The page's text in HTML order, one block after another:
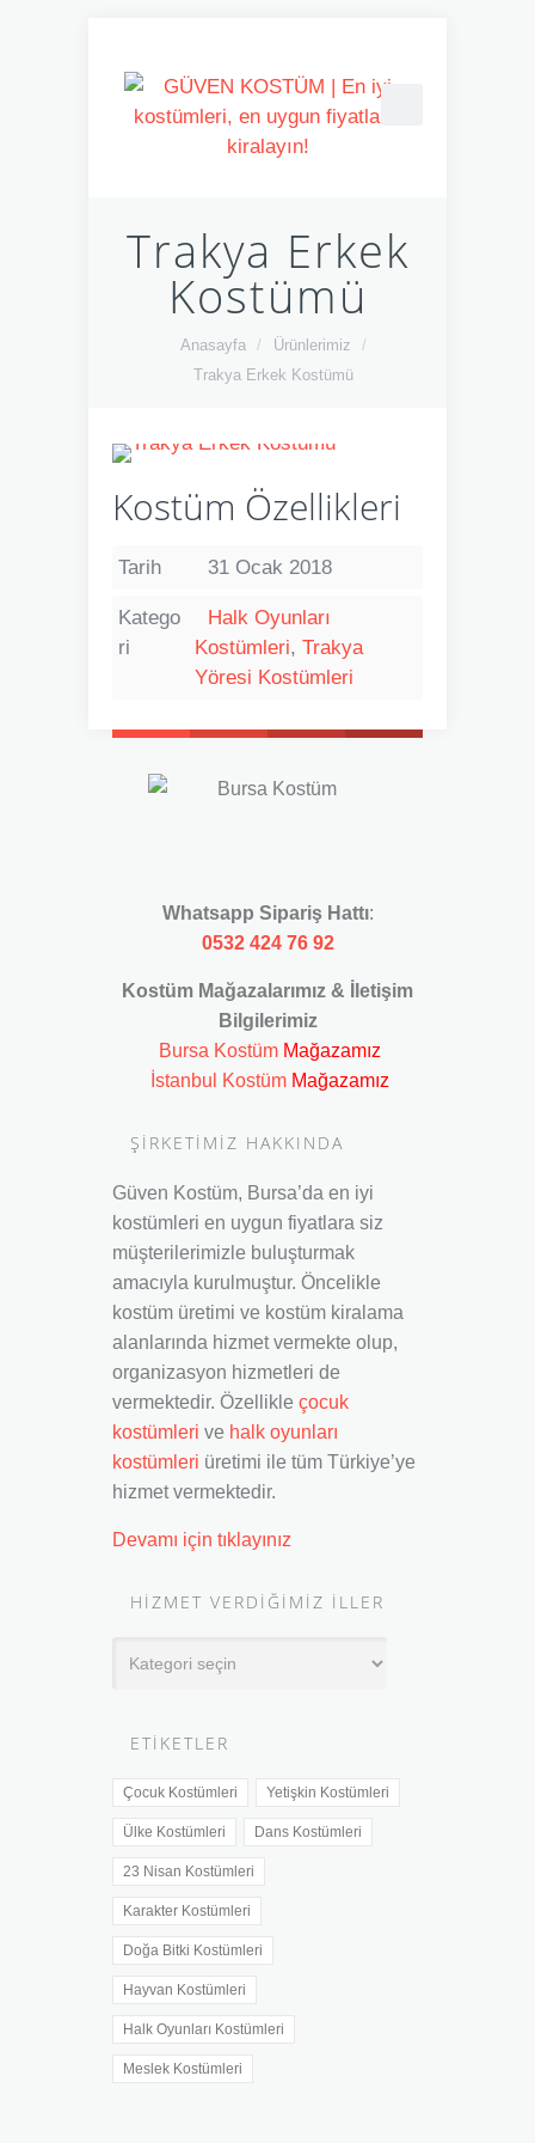
Trakya Erkek
Kostümü
Anasayfa / Ürünlerimiz
/
Trakya Erkek Kostümü
Kostüm Özellikleri
Tarih 31 Ocak 2018
Katego
ri
Halk Oyunları
Kostümleri, Trakya
Yöresi Kostümleri
Whatsapp Sipariş Hattı:
0532 424 76 92
Kostüm Mağazalarımız & İletişim
Bilgilerimiz
Bursa Kostüm Mağazamız
İstanbul Kostüm Mağazamız
ŞİRKETİMİZ HAKKINDA
Güven Kostüm, Bursa’da en iyi
kostümleri en uygun fiyatlara siz
müşterilerimizle buluşturmak
amacıyla kurulmuştur. Öncelikle
kostüm üretimi ve kostüm kiralama
alanlarında hizmet vermekte olup,
organizasyon hizmetleri de
vermektedir. Özellikle çocuk
kostümleri ve halk oyunları
kostümleri üretimi ile tüm Türkiye’ye
hizmet vermektedir.
Devamı için tıklayınız
HIZMET VERDIĞIMIZ İLLER
Verdiğimiz
ETIKETLER
Çocuk Kostümleri Yetişkin Kostümleri
Ülke Kostümleri Dans Kostümleri
23 Nisan Kostümleri
Karakter Kostümleri
Doğa Bitki Kostümleri
Hayvan Kostümleri
Halk Oyunları Kostümleri
Meslek Kostümleri